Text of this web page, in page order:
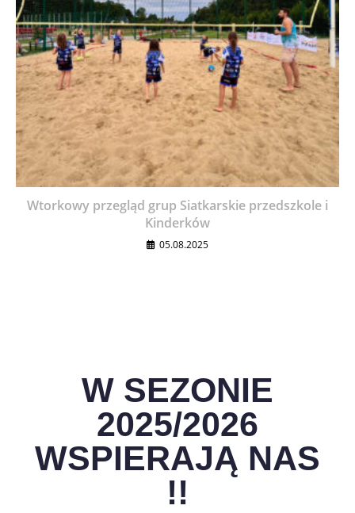
Wtorkowy przegląd grup Siatkarskie przedszkole i
Kinderków
05.08.2025
W SEZONIE
2025/2026
WSPIERAJĄ NAS
!!